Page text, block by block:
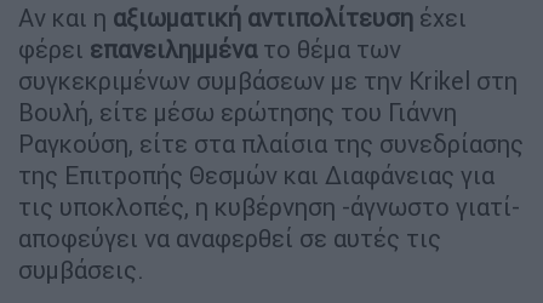
Αν και η αξιωματική αντιπολίτευση έχει
φέρει επανειλημμένατο θέμα των
συγκεκριμένων συμβάσεων με την Krikel στη
Βουλή, είτε μέσω ερώτησης του Γιάννη
Ραγκούση, είτε στα πλαίσια της συνεδρίασης
της Επιτροπής Θεσμών και Διαφάνειας για
τις υποκλοπές, η κυβέρνηση -άγνωστο γιατί-
αποφεύγει να αναφερθεί σε αυτές τις
συμβάσεις.